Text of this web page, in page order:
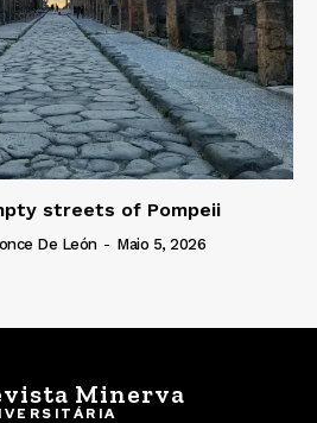
streets of Pompeii
De León - Maio 5, 2026
Minerva